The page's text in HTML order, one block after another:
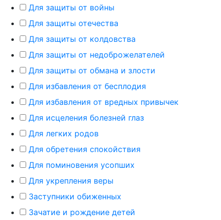
Для защиты от войны
Для защиты отечества
Для защиты от колдовства
Для защиты от недоброжелателей
Для защиты от обмана и злости
Для избавления от бесплодия
Для избавления от вредных привычек
Для исцеления болезней глаз
Для легких родов
Для обретения спокойствия
Для поминовения усопших
Для укрепления веры
Заступники обиженных
Зачатие и рождение детей